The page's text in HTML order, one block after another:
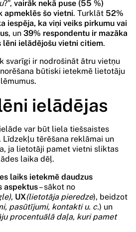
?”, vairāk nekā puse (55 %)
apmeklēs šo vietni. Turklāt 52%
iespēja, ka viņi veiks pirkumu vai
, un 39% respondentu ir mazāka
lēni ielādējošu vietni citiem.
svarīgi ir nodrošināt ātru vietņu
būtiski ietekmē lietotāju
ielādējas
var būt liela tiešsaistes
Līdzekļu tērēšana reklāmai un
ja lietotāji pamet vietni sliktas
laika dēļ.
laiks ietekmē daudzus
aspektus– sākot no
, UX(lietotāja pieredze), beidzot
pasūtījumi, kontakti u. c.) un
procentuālā daļa, kuri pamet